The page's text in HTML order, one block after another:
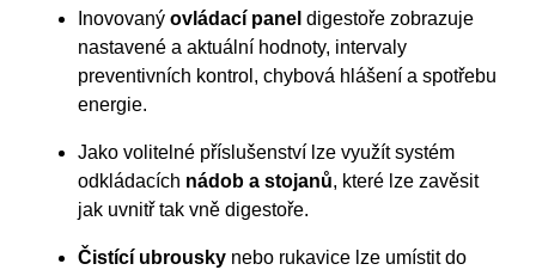
Inovovaný ovládací panel digestoře zobrazuje
nastavené a aktuální hodnoty, intervaly
preventivních kontrol, chybová hlášení a spotřebu
energie.
Jako volitelné příslušenství lze využít systém
odkládacích nádob a stojanů, které lze zavěsit
jak uvnitř tak vně digestoře.
Čistící ubrousky nebo rukavice lze umístit do